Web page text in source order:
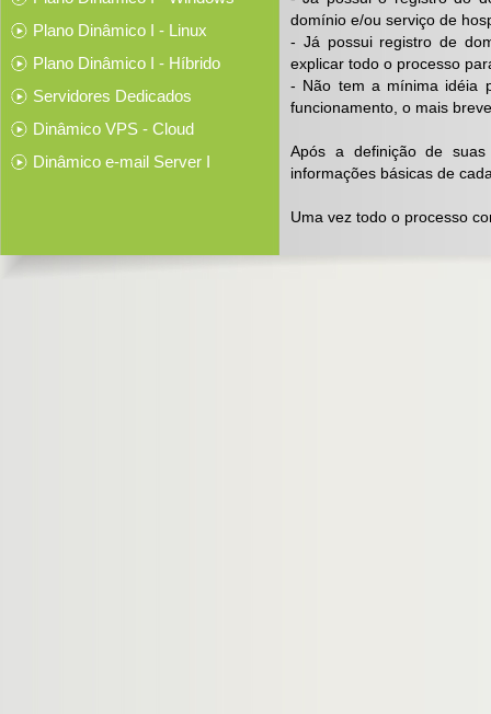
Plano Dinâmico I - Linux
Plano Dinâmico I - Híbrido
Servidores Dedicados
Dinâmico VPS - Cloud
Dinâmico e-mail Server I
domínio e/ou serviço de
- Já possui registro de
explicar todo o processo
- Não tem a mínima idéia
funcionamento, o mais
Após a definição de suas
informações básicas de
Uma vez todo o processo